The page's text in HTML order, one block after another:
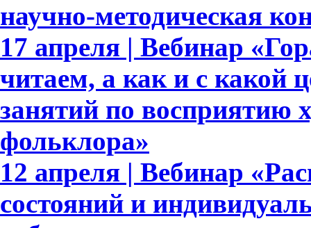
научно-методическая
17 апреля | Вебинар
читаем, а как и с какой
занятий по восприятию
фольклора»
12 апреля | Вебинар
состояний и